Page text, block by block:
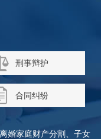
刑事辩护
合同纠纷
婚家庭财产分割、子女